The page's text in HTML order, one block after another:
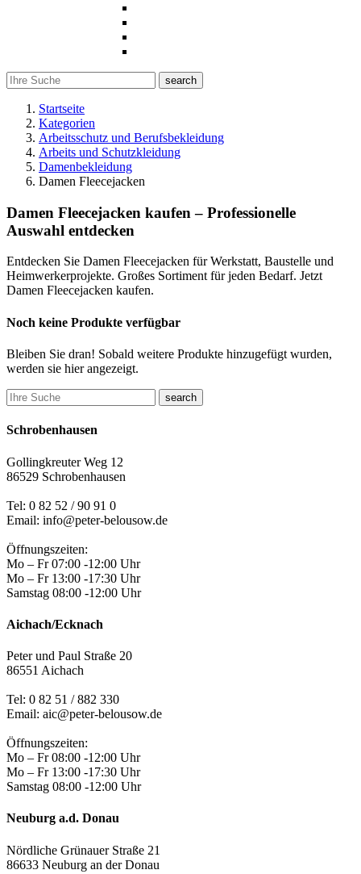
search
Startseite
Kategorien
Arbeitsschutz und Berufsbekleidung
Arbeits und Schutzkleidung
Damenbekleidung
Damen Fleecejacken
Damen Fleecejacken kaufen – Professionelle
Auswahl entdecken
Entdecken Sie Damen Fleecejacken für Werkstatt, Baustelle und
Heimwerkerprojekte. Großes Sortiment für jeden Bedarf. Jetzt
Damen Fleecejacken kaufen.
Noch keine Produkte verfügbar
Bleiben Sie dran! Sobald weitere Produkte hinzugefügt wurden,
werden sie hier angezeigt.
search
Schrobenhausen
Gollingkreuter Weg 12
86529 Schrobenhausen
Tel: 0 82 52 / 90 91 0
Email: info@peter-belousow.de
Öffnungszeiten:
Mo – Fr 07:00 -12:00 Uhr
Mo – Fr 13:00 -17:30 Uhr
Samstag 08:00 -12:00 Uhr
Aichach/Ecknach
Peter und Paul Straße 20
86551 Aichach
Tel: 0 82 51 / 882 330
Email: aic@peter-belousow.de
Öffnungszeiten:
Mo – Fr 08:00 -12:00 Uhr
Mo – Fr 13:00 -17:30 Uhr
Samstag 08:00 -12:00 Uhr
Neuburg a.d. Donau
Nördliche Grünauer Straße 21
86633 Neuburg an der Donau